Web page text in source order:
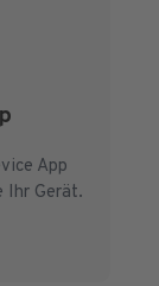
App
Ihr Gerät.